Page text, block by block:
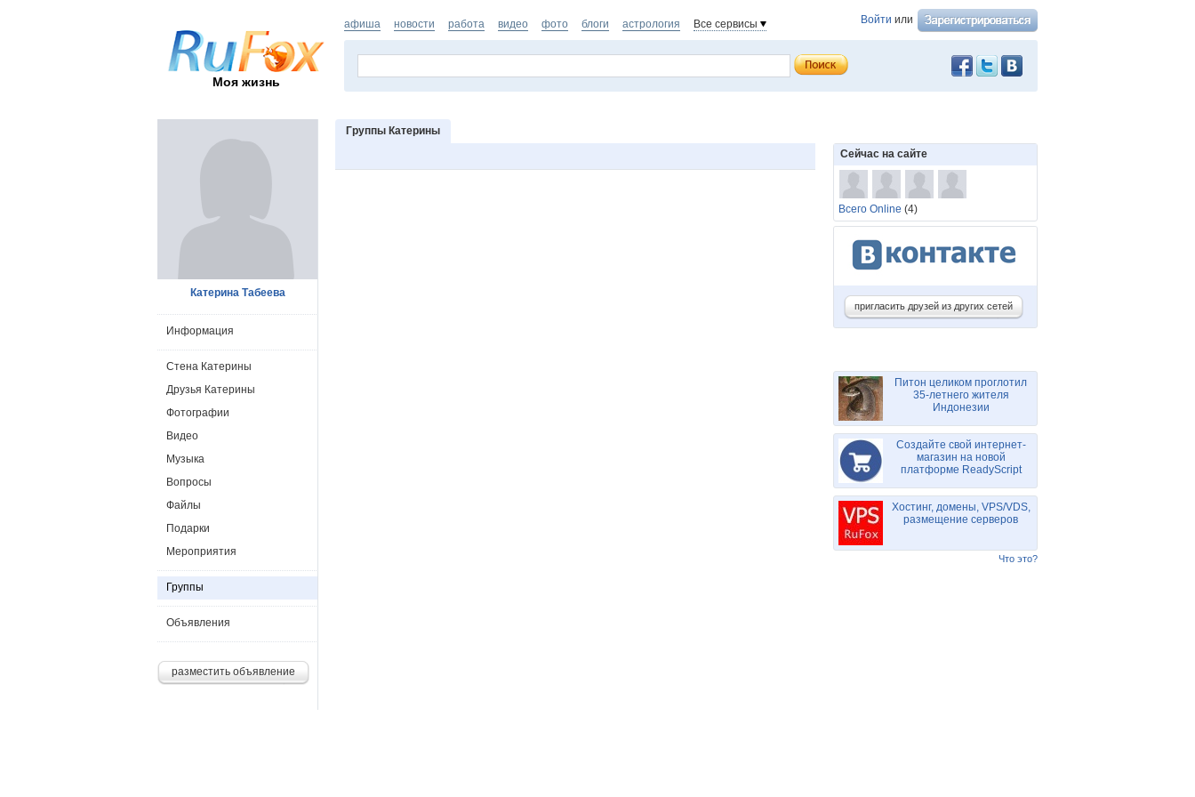
Моя жизнь
Войти или
афиша новости работа видео фото блоги астрология Все сервисы
Группы Катерины
Катерина Табеева
Информация
Стена Катерины
Друзья Катерины
Фотографии
Видео
Музыка
Вопросы
Файлы
Подарки
Мероприятия
Группы
Объявления
разместить объявление
Сейчас на сайте
Всего Online (4)
пригласить друзей из других сетей
Питон целиком проглотил
35-летнего жителя
Индонезии
Создайте свой интернет-
магазин на новой
платформе ReadyScript
Хостинг, домены, VPS/VDS,
размещение серверов
Что это?